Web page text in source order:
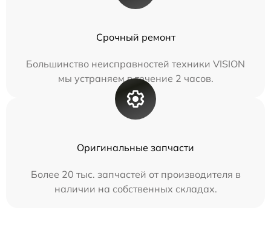
Срочный ремонт
Большинство неисправностей техники VISION
мы устраняем в течение 2 часов.
Оригинальные запчасти
Более 20 тыс. запчастей от производителя в
наличии на собственных складах.